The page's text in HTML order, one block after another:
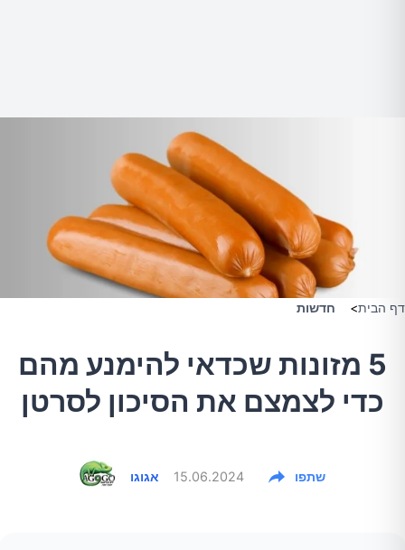
דף הבית> חדשות
5 מזונות שכדאי להימנע מהם
כדי לצמצם את הסיכון לסרטן
אגוגו 15.06.2024 שתפו